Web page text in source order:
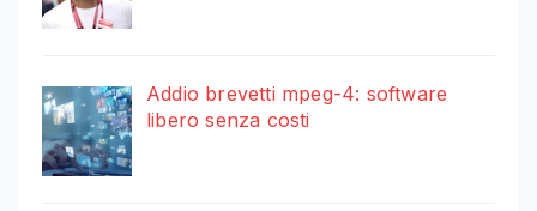
Addio brevetti mpeg-4: software
libero senza costi